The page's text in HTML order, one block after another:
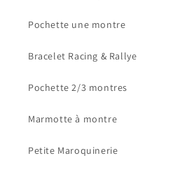
Pochette une montre
Bracelet Racing & Rallye
Pochette 2/3 montres
Marmotte à montre
Petite Maroquinerie